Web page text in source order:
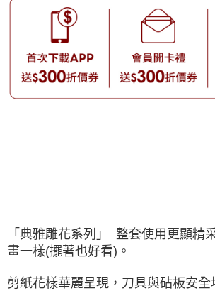
「典雅雕花系列」 整套使用更顯精
畫一樣(擺著也好看)。
剪紙花樣華麗呈現，刀具與砧板安全